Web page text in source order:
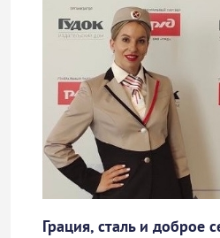
Грация, сталь и доброе